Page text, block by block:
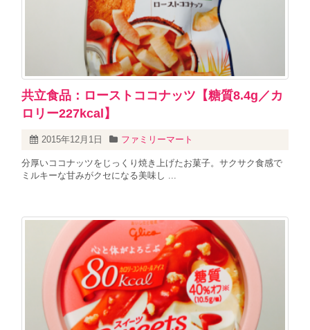
共立食品：ローストココナッツ【糖質8.4g／カ
ロリー227kcal】
2015年12月1日 ファミリーマート
分厚いココナッツをじっくり焼き上げたお菓子。サクサク食感で
ミルキーな甘みがクセになる美味し ...